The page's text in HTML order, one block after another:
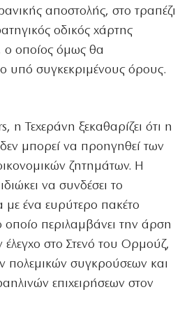
αποστολής, στο τραπέζι
οδικός χάρτης
οποίος όμως θα
υπό συγκεκριμένους όρους.
η Τεχεράνη ξεκαθαρίζει ότι η
μπορεί να προηγηθεί των
ζητημάτων. Η
να συνδέσει το
με ένα ευρύτερο πακέτο
περιλαμβάνει την άρση
στο Στενό του Ορμούζ,
πολεμικών συγκρούσεων και
επιχειρήσεων στον